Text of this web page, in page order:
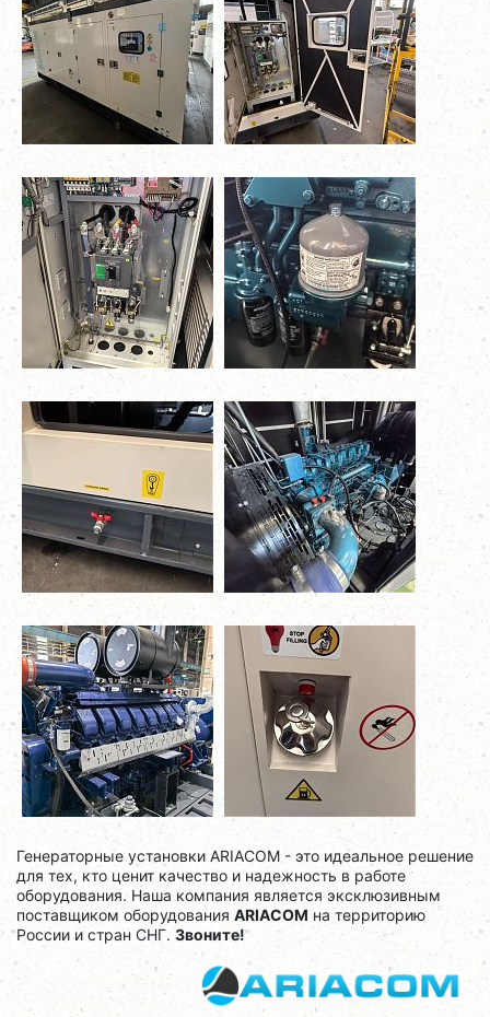
Генераторные установки ARIACOM - это идеальное решение
для тех, кто ценит качество и надежность в работе
оборудования. Наша компания является эксклюзивным
поставщиком оборудованияARIACOM на территорию
России и стран СНГ. Звоните!